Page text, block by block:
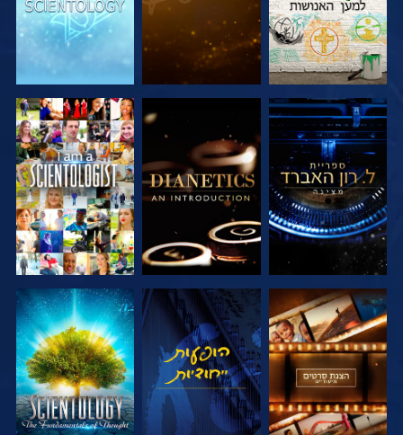
בדוק את הסדרה בדוק את הסדרה צפה
בדוק את הסדרה צפה בדוק את הסדרה